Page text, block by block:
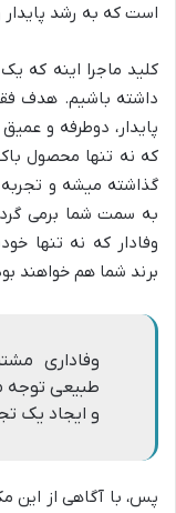
است که به رشد
کلید ماجرا اینه که
داشته باشیم. هدف
پایدار، دوطرفه و
که نه تنها محصول
گذاشته میشه و
به سمت شما برمی
وفادار که نه تنها
برند شما هم خواهند
وفاداری
طبیعی توجه
و ایجاد یک
پس، با آگاهی از این